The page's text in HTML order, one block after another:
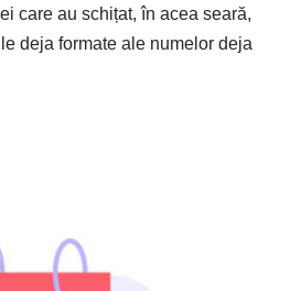
care au schițat, în acea seară,
deja formate ale numelor deja